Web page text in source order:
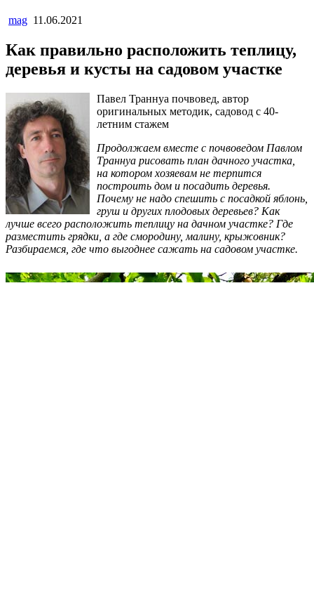
mag 11.06.2021
Как правильно расположить теплицу,
деревья и кусты на садовом участке
Павел Траннуа почвовед, автор
оригинальных методик, садовод с 40-
летним стажем
Продолжаем вместе с почвоведом Павлом
Траннуа рисовать план дачного участка,
на котором хозяевам не терпится
построить дом и посадить деревья.
Почему не надо спешить с посадкой яблонь,
груш и других плодовых деревьев? Как
лучше всего расположить теплицу на дачном участке? Где
разместить грядки, а где смородину, малину, крыжовник?
Разбираемся, где что выгоднее сажать на садовом участке.